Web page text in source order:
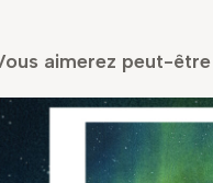
aimerez peut-